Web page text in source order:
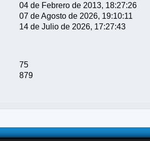
04 de Febrero de 2013, 18:27:26
07 de Agosto de 2026, 19:10:11
14 de Julio de 2026, 17:27:43
75
879